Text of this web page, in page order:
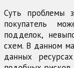
Суть проблемы
покупатель
подделок,
схем. В данном
данных